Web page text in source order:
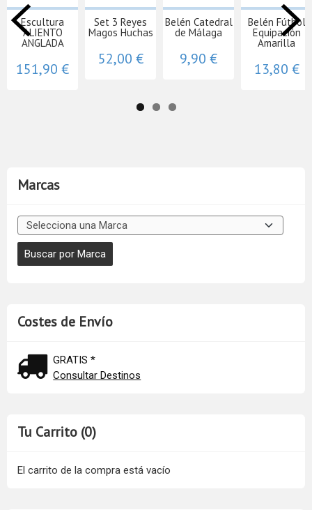
Marcas
Costes de Envío
GRATIS *
Consultar Destinos
Tu Carrito (0)
El carrito de la compra está vacío
Escultura
ALIENTO
ANGLADA
151,90 €
Set 3 Reyes
Magos Huchas
52,00 €
Belén Catedral
de Málaga
9,90 €
Belén Fútbol
Equipación
Amarilla
13,80 €